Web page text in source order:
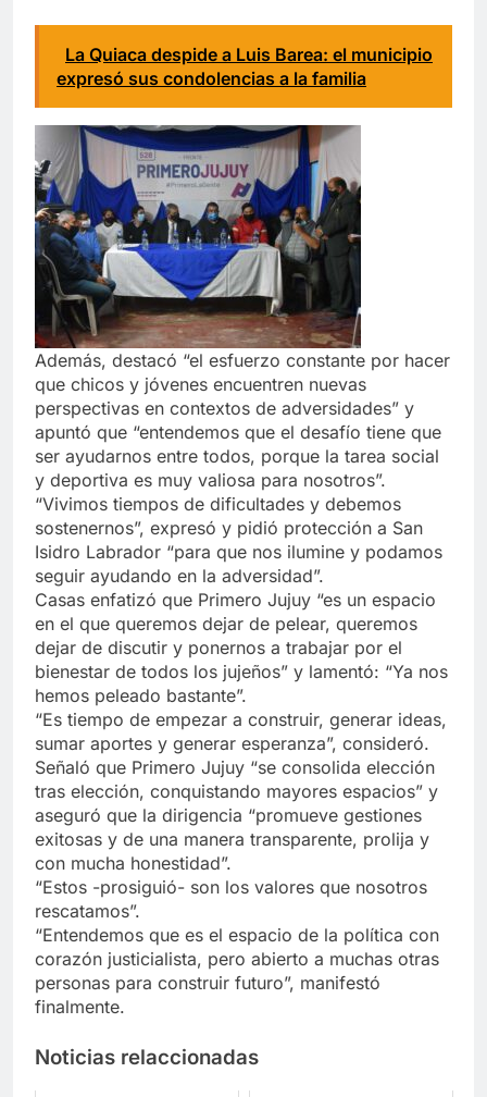
La Quiaca despide a Luis Barea: el municipio
expresó sus condolencias a la familia
Además, destacó “el esfuerzo constante por hacer
que chicos y jóvenes encuentren nuevas
perspectivas en contextos de adversidades” y
apuntó que “entendemos que el desafío tiene que
ser ayudarnos entre todos, porque la tarea social
y deportiva es muy valiosa para nosotros”.
“Vivimos tiempos de dificultades y debemos
sostenernos”, expresó y pidió protección a San
Isidro Labrador “para que nos ilumine y podamos
seguir ayudando en la adversidad”.
Casas enfatizó que Primero Jujuy “es un espacio
en el que queremos dejar de pelear, queremos
dejar de discutir y ponernos a trabajar por el
bienestar de todos los jujeños” y lamentó: “Ya nos
hemos peleado bastante”.
“Es tiempo de empezar a construir, generar ideas,
sumar aportes y generar esperanza”, consideró.
Señaló que Primero Jujuy “se consolida elección
tras elección, conquistando mayores espacios” y
aseguró que la dirigencia “promueve gestiones
exitosas y de una manera transparente, prolija y
con mucha honestidad”.
“Estos -prosiguió- son los valores que nosotros
rescatamos”.
“Entendemos que es el espacio de la política con
corazón justicialista, pero abierto a muchas otras
personas para construir futuro”, manifestó
finalmente.
Noticias relaccionadas